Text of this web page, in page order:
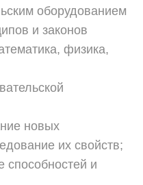
оборудованием
и законов
физика,
новых
их свойств;
способностей и